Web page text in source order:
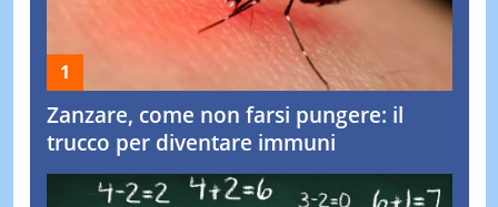
Zanzare, come non farsi pungere: il
trucco per diventare immuni